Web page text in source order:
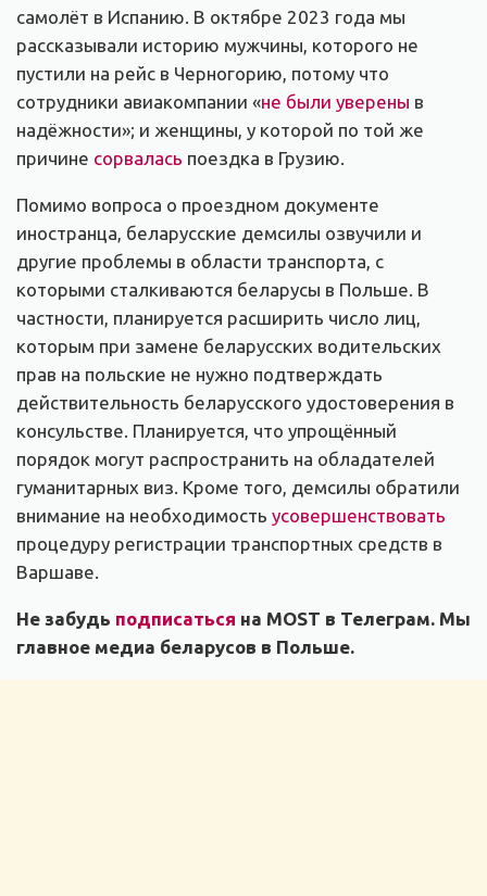
самолёт в Испанию. В октябре 2023 года мы
рассказывали историю мужчины, которого не
пустили на рейс в Черногорию, потому что
сотрудники авиакомпании «не были уверены в
надёжности»; и женщины, у которой по той же
причине сорвалась поездка в Грузию.
Помимо вопроса о проездном документе
иностранца, беларусские демсилы озвучили и
другие проблемы в области транспорта, с
которыми сталкиваются беларусы в Польше. В
частности, планируется расширить число лиц,
которым при замене беларусских водительских
прав на польские не нужно подтверждать
действительность беларусского удостоверения в
консульстве. Планируется, что упрощённый
порядок могут распространить на обладателей
гуманитарных виз. Кроме того, демсилы обратили
внимание на необходимость усовершенствовать
процедуру регистрации транспортных средств в
Варшаве.
Не забудь подписаться на MOST в Телеграм. Мы
главное медиа беларусов в Польше.